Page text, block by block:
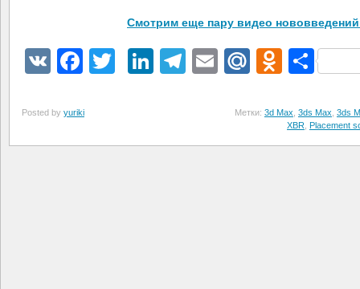
Смотрим еще пару видео нововведений
VK Facebook
TwitterLinkedIn
Telegram
EmailMail.Ru
Posted by yuriki Метки: 3d Max 3ds Max 3ds
XBR Placement